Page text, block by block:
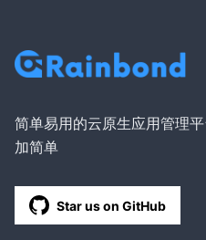
简单易用的云原生应用管理
加简单
Star us on GitHub